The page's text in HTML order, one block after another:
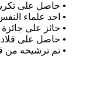
• حاصل على
• احد علماء
• حائز على جائزة
• حاصل على قلادة
• تم ترشيحه من